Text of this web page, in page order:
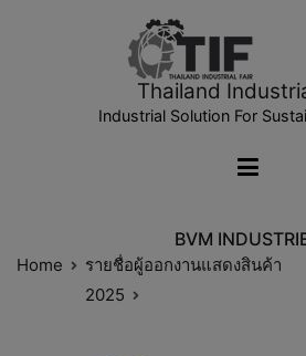
Thailand
Industrial Solution For
BVM
Home
รายชื่อผู้ออกงานแสดงสินค้า
2025